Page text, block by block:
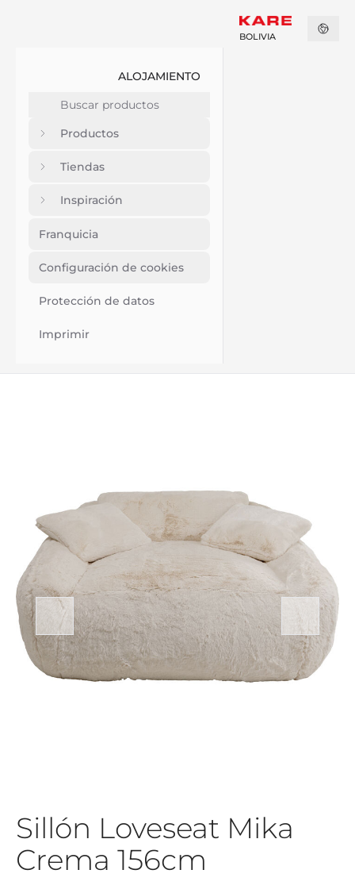
ALOJAMIENTO
Productos
Tiendas
Inspiración
Franquicia
Configuración de cookies
Protección de datos
Imprimir
BOLIVIA
Sillón Loveseat Mika
Crema 156cm